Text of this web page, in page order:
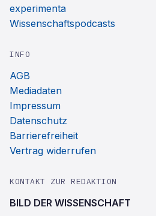
experimenta
Wissenschaftspodcasts
INFO
AGB
Mediadaten
Impressum
Datenschutz
Barrierefreiheit
Vertrag widerrufen
KONTAKT ZUR REDAKTION
BILD DER WISSENSCHAFT